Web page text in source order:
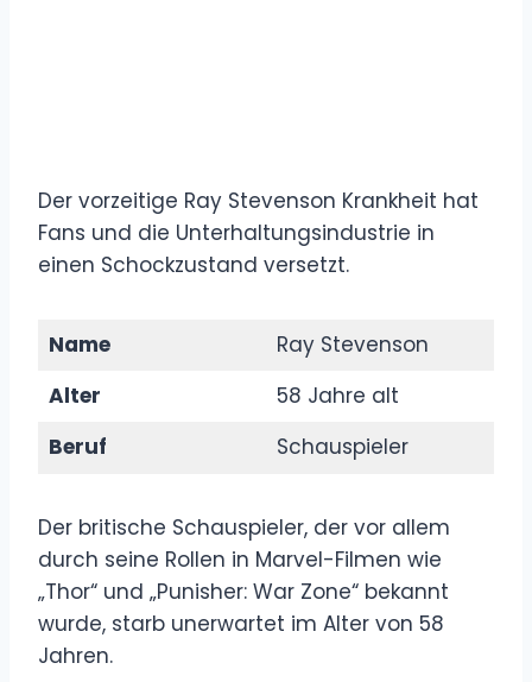
Der vorzeitige Ray Stevenson Krankheit hat
Fans und die Unterhaltungsindustrie in
einen Schockzustand versetzt.
Name
Ray Stevenson
Alter
58 Jahre alt
Beruf
Schauspieler
Der britische Schauspieler, der vor allem
durch seine Rollen in Marvel-Filmen wie
„Thor“ und „Punisher: War Zone“ bekannt
wurde, starb unerwartet im Alter von 58
Jahren.